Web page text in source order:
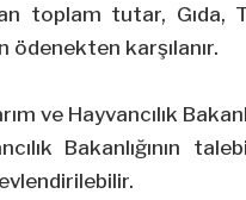
toplam tutar, Gıda,
ödenekten karşılanır.
ve Hayvancılık
Bakanlığının